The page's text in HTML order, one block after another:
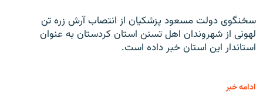
سخنگوی دولت مسعود پزشکیان از انتصاب آرش زره تن
لهونی از شهروندان اهل تسنن استان کردستان به عنوان
استاندار این استان خبر داده است.
ادامه خبر